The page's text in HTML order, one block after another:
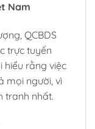
Nam
QCBDS
trực tuyến
hiểu rằng việc
mọi người, vì
tranh nhất.